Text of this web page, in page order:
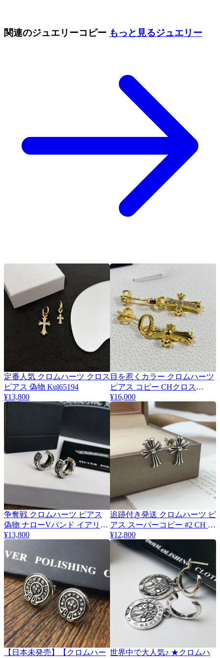
関連のジュエリーコピー もっと見るジュエリー
定番人気 クロムハーツ クロス
ピアス 偽物 Kul65194
¥13,800
目を惹くカラー クロムハーツ
ピアス コピー CHクロス
22K&amp;ダイヤモンド
¥16,000
争奪戦 クロムハーツ ピアス
偽物 ナローVバンド イアリン
ング片耳 Kut13156
¥13,800
追跡付き発送 クロムハーツ ピ
アス スーパーコピー #2 CH ク
ロス ファット スタッド
Kup04660
¥12,800
【日本未発売】【クロムハー 世界中で大人気♪ ★クロムハ